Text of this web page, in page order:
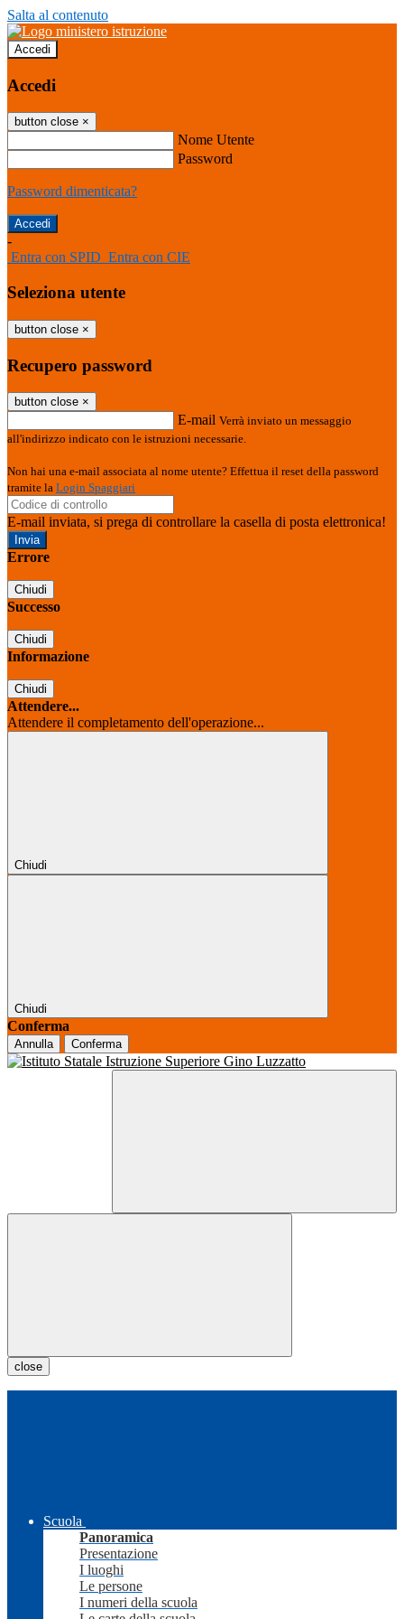
Salta al contenuto
Accedi
Accedi
button close ×
Nome Utente
Password
Password dimenticata?
-
Entra con SPID Entra con CIE
Seleziona utente
button close ×
Recupero password
button close ×
E-mail Verrà inviato un messaggio
all'indirizzo indicato con le istruzioni necessarie.
Non hai una e-mail associata al nome utente? Effettua il reset della password
tramite la Login Spaggiari
E-mail inviata, si prega di controllare la casella di posta elettronica!
Errore
Chiudi
Successo
Chiudi
Informazione
Chiudi
Attendere...
Attendere il completamento dell'operazione...
Chiudi
Chiudi
Conferma
Annulla Conferma
close
Scuola
Panoramica
Presentazione
I luoghi
Le persone
I numeri della scuola